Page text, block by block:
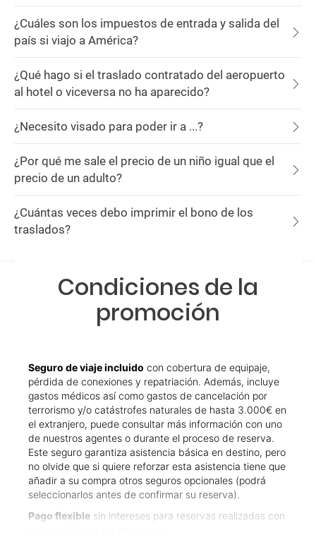
¿Cuáles son los impuestos de entrada y salida del
país si viajo a América?
¿Qué hago si el traslado contratado del aeropuerto
al hotel o viceversa no ha aparecido?
¿Necesito visado para poder ir a ...?
¿Por qué me sale el precio de un niño igual que el
precio de un adulto?
¿Cuántas veces debo imprimir el bono de los
traslados?
Condiciones de la
promoción
Seguro de viaje incluido con cobertura de equipaje,
pérdida de conexiones y repatriación. Además, incluye
gastos médicos así como gastos de cancelación por
terrorismo y/o catástrofes naturales de hasta 3.000€ en
el extranjero, puede consultar más información con uno
de nuestros agentes o durante el proceso de reserva.
Este seguro garantiza asistencia básica en destino, pero
no olvide que si quiere reforzar esta asistencia tiene que
añadir a su compra otros seguros opcionales (podrá
seleccionarlos antes de confirmar su reserva).
Pago flexible sin intereses para reservas realizadas con